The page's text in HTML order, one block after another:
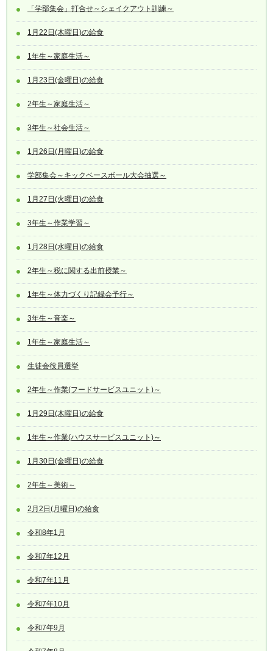
「学部集会」打合せ～シェイクアウト訓練～
1月22日(木曜日)の給食
1年生～家庭生活～
1月23日(金曜日)の給食
2年生～家庭生活～
3年生～社会生活～
1月26日(月曜日)の給食
学部集会～キックベースボール大会抽選～
1月27日(火曜日)の給食
3年生～作業学習～
1月28日(水曜日)の給食
2年生～税に関する出前授業～
1年生～体力づくり記録会予行～
3年生～音楽～
1年生～家庭生活～
生徒会役員選挙
2年生～作業(フードサービスユニット)～
1月29日(木曜日)の給食
1年生～作業(ハウスサービスユニット)～
1月30日(金曜日)の給食
2年生～美術～
2月2日(月曜日)の給食
令和8年1月
令和7年12月
令和7年11月
令和7年10月
令和7年9月